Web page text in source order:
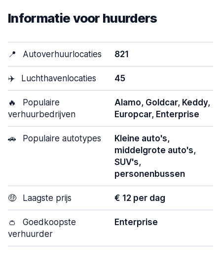
Informatie voor huurders
📍 Autoverhuurlocaties 821
✈️ Luchthavenlocaties 45
🔥
Populaire
verhuurbedrijven
Alamo, Goldcar, Keddy,
Europcar, Enterprise
🚗 Populaire autotypes
Kleine auto's,
middelgrote auto's,
SUV's,
personenbussen
🤑 Laagste prijs € 12 per dag
👛
Goedkoopste
verhuurder
Enterprise